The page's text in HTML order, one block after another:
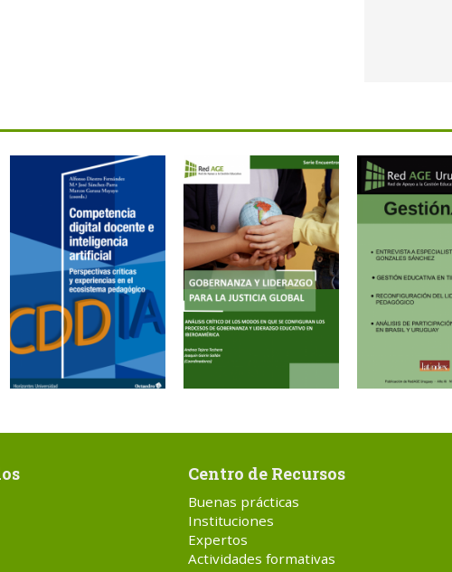
Centro de Recursos
Buenas prácticas
Instituciones
Expertos
Actividades formativas